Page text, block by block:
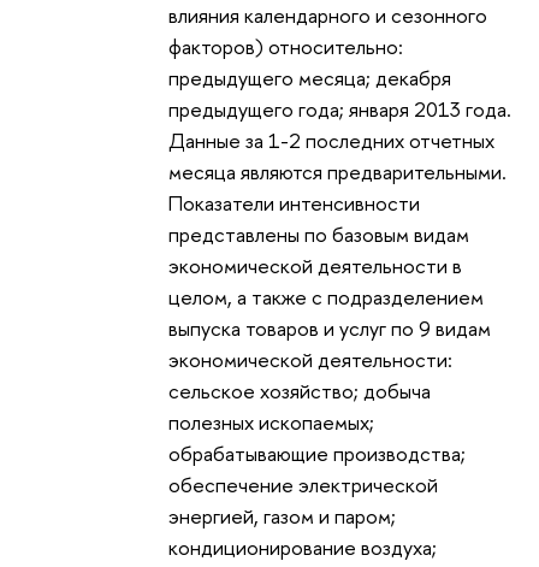
влияния календарного и сезонного
факторов) относительно:
предыдущего месяца; декабря
предыдущего года; января 2013 года.
Данные за 1-2 последних отчетных
месяца являются предварительными.
Показатели интенсивности
представлены по базовым видам
экономической деятельности в
целом, а также с подразделением
выпуска товаров и услуг по 9 видам
экономической деятельности:
сельское хозяйство; добыча
полезных ископаемых;
обрабатывающие производства;
обеспечение электрической
энергией, газом и паром;
кондиционирование воздуха;